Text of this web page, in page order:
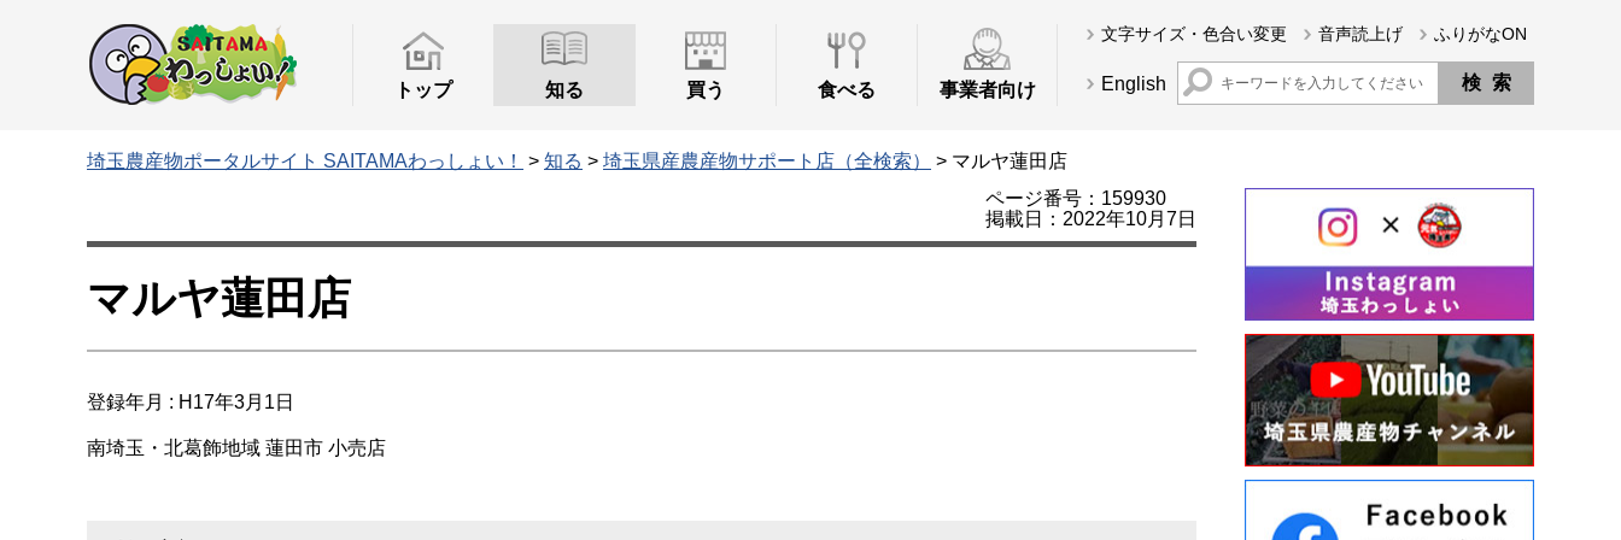
トップ 知る 買う 食べる 事業者向け
文字サイズ・色合い変更 音声読上げ ふりがなON
English
埼玉農産物ポータルサイト SAITAMAわっしょい！ > 知る > 埼玉県産農産物サポート店（全検索）
> マルヤ蓮田店
ページ番号：159930
掲載日：2022年10月7日
マルヤ蓮田店
登録年月 : H17年3月1日
南埼玉・北葛飾地域 蓮田市 小売店